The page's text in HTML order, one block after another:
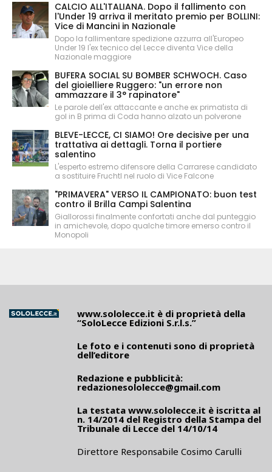
CALCIO ALL'ITALIANA. Dopo il fallimento con
l'Under 19 arriva il meritato premio per BOLLINI:
Vice di Mancini in Nazionale
Dopo la fallimentare spedizione azzurra all'Europeo
Under 19 l'ex tecnico del Lecce diventa Vice della
Nazionale maggiore
BUFERA SOCIAL SU BOMBER SCHWOCH. Caso
del gioielliere Ruggero: "un errore non
ammazzare il 3° rapinatore"
Le parole dell'ex attaccante e anche ex primatista di
gol in B prima di Coda hanno alzato un polverone
BLEVE-LECCE, CI SIAMO! Ore decisive per una
trattativa ai dettagli. Torna il portiere
salentino
L'esperto estremo difensore della Carrarese candidato
a sostituire Fruchtl nel ruolo di Vice Falcone
"PRIMAVERA" VERSO IL CAMPIONATO: buon test
contro il Brilla Campi Salentina
Giallorossi finalmente confortati anche dal punteggio
in amichevole, dopo qualche timore emerso contro il
Monopoli
www.sololecce.it è di proprietà della
“SoloLecce Edizioni S.r.l.s.”
Le foto e i contenuti sono di proprietà
dell’editore
Redazione e pubblicità:
redazionesololecce@gmail.com
La testata www.sololecce.it è iscritta al
n. 14/2014 del Registro della Stampa del
Tribunale di Lecce del 14/10/14
Direttore Responsabile Cosimo Carulli